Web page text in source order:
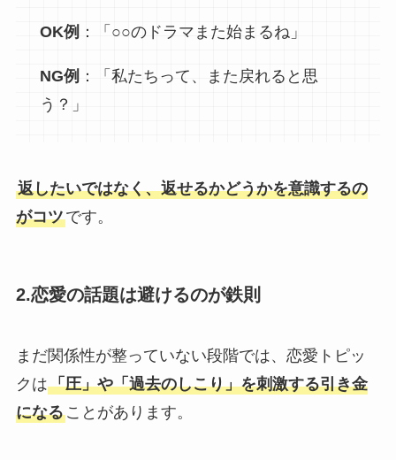
OK例 ：「○○のドラマまた始まるね」
NG例 ：「私たちって、また戻れると思
う？」
返したいではなく、返せるかどうかを意識するの
がコツです。
2.恋愛の話題は避けるのが鉄則
まだ関係性が整っていない段階では、恋愛トピッ
クは「圧」や「過去のしこり」を刺激する引き金
になることがあります。